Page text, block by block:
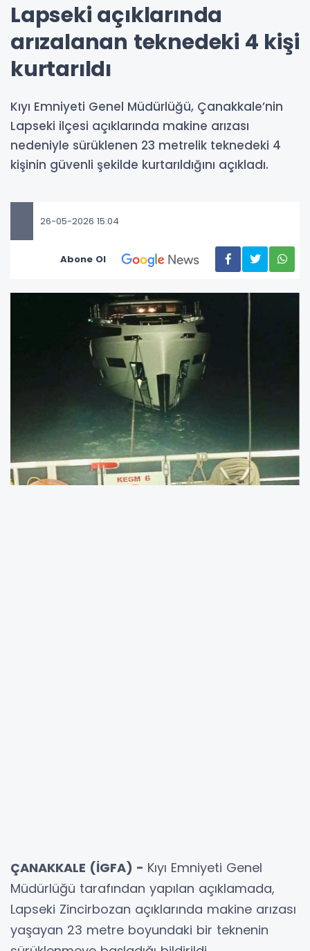
Lapseki açıklarında
arızalanan teknedeki 4 kişi
kurtarıldı
Kıyı Emniyeti Genel Müdürlüğü, Çanakkale’nin
Lapseki ilçesi açıklarında makine arızası
nedeniyle sürüklenen 23 metrelik teknedeki 4
kişinin güvenli şekilde kurtarıldığını açıkladı.
26-05-2026 15:04
Abone Ol
ÇANAKKALE (İGFA) - Kıyı Emniyeti Genel
Müdürlüğü tarafından yapılan açıklamada,
Lapseki Zincirbozan açıklarında makine arızası
yaşayan 23 metre boyundaki bir teknenin